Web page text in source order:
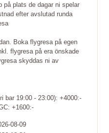
på plats de dagar ni spelar
efter avslutad runda
Boka flygresa på egen
flygresa på era önskade
skyddas ni av
bar 19:00 - 23:00): +4000:-
+1600:-
08-09